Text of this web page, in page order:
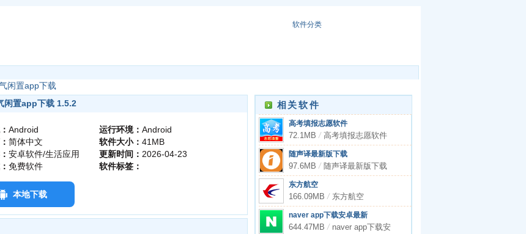
软件分类
闲置app下载
闲置app下载 1.5.2
Android
简体中文
安卓软件/生活应用
免费软件
本地下载
运行环境： Android
软件大小： 41MB
更新时间： 2026-04-23
软件标签：
相关软件
高考填报志愿软件
72.1MB /高考填报志愿软件
随声译最新版下载
97.6MB /随声译最新版下载
东方航空
166.09MB /东方航空
naver app下载安卓最新
644.47MB /naver app下载安